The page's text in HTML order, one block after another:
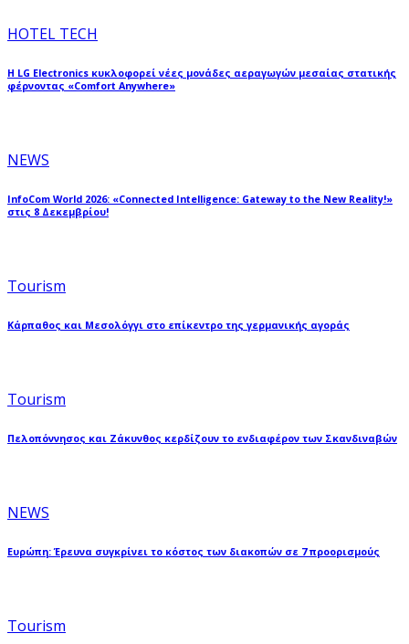
HOTEL TECH
Η LG Electronics κυκλοφορεί νέες μονάδες αεραγωγών μεσαίας στατικής
φέρνοντας «Comfort Anywhere»
NEWS
InfoCom World 2026: «Connected Intelligence: Gateway to the New Reality!»
στις 8 Δεκεμβρίου!
Tourism
Κάρπαθος και Μεσολόγγι στο επίκεντρο της γερμανικής αγοράς
Tourism
Πελοπόννησος και Ζάκυνθος κερδίζουν το ενδιαφέρον των Σκανδιναβών
NEWS
Ευρώπη: Έρευνα συγκρίνει το κόστος των διακοπών σε 7 προορισμούς
Tourism